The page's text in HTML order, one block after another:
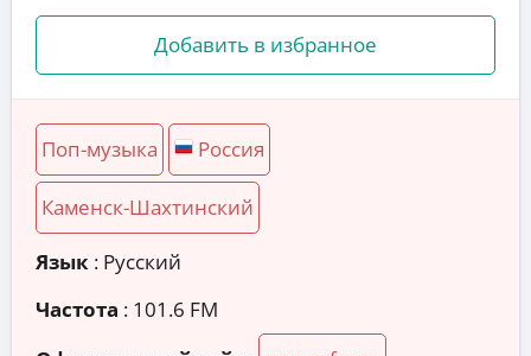
Добавить в избранное
Поп-музыка Россия
Каменск-Шахтинский
Язык : Русский
Частота : 101.6 FM